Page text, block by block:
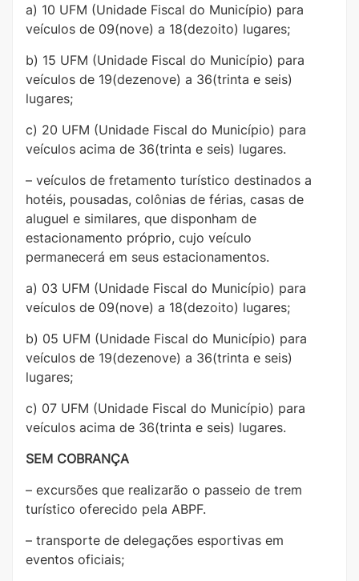
a) 10 UFM (Unidade Fiscal do Município) para
veículos de 09(nove) a 18(dezoito) lugares;
b) 15 UFM (Unidade Fiscal do Município) para
veículos de 19(dezenove) a 36(trinta e seis)
lugares;
c) 20 UFM (Unidade Fiscal do Município) para
veículos acima de 36(trinta e seis) lugares.
– veículos de fretamento turístico destinados a
hotéis, pousadas, colônias de férias, casas de
aluguel e similares, que disponham de
estacionamento próprio, cujo veículo
permanecerá em seus estacionamentos.
a) 03 UFM (Unidade Fiscal do Município) para
veículos de 09(nove) a 18(dezoito) lugares;
b) 05 UFM (Unidade Fiscal do Município) para
veículos de 19(dezenove) a 36(trinta e seis)
lugares;
c) 07 UFM (Unidade Fiscal do Município) para
veículos acima de 36(trinta e seis) lugares.
SEM COBRANÇA
– excursões que realizarão o passeio de trem
turístico oferecido pela ABPF.
– transporte de delegações esportivas em
eventos oficiais;